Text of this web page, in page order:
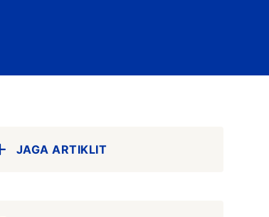
JAGA ARTIKLIT